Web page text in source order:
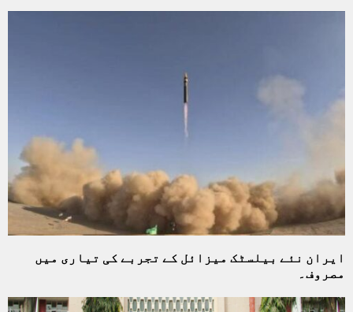
ایران نئے بیلسٹک میزائل کے تجربے کی تیاری میں
مصروف۔